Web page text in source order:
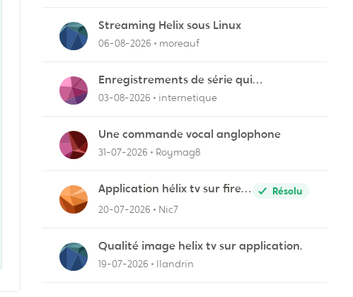
Streaming Helix sous Linux
06-08-2026 moreauf
Enregistrements de série qui
cafouillent
03-08-2026 internetique
Une commande vocal anglophone
31-07-2026 Roymag8
Application hélix tv sur fire
stick
Résolu
20-07-2026
Nic7
Qualité image helix tv sur application.
19-07-2026 llandrin